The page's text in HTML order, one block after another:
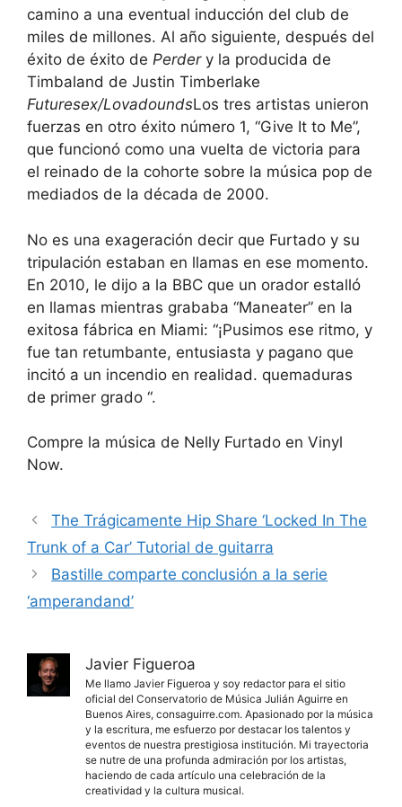
camino a una eventual inducción del club de
miles de millones. Al año siguiente, después del
éxito de éxito de Perdery la producida de
Timbaland de Justin Timberlake
Futuresex/LovadoundsLos tres artistas unieron
fuerzas en otro éxito número 1, “Give It to Me”,
que funcionó como una vuelta de victoria para
el reinado de la cohorte sobre la música pop de
mediados de la década de 2000.
No es una exageración decir que Furtado y su
tripulación estaban en llamas en ese momento.
En 2010, le dijo a la BBC que un orador estalló
en llamas mientras grababa “Maneater” en la
exitosa fábrica en Miami: “¡Pusimos ese ritmo, y
fue tan retumbante, entusiasta y pagano que
incitó a un incendio en realidad. quemaduras
de primer grado “.
Compre la música de Nelly Furtado en Vinyl
Now.
The Trágicamente Hip Share ‘Locked In The
Trunk of a Car’ Tutorial de guitarra
Bastille comparte conclusión a la serie
‘amperandand’
Javier Figueroa
Me llamo Javier Figueroa y soy redactor para el sitio
oficial del Conservatorio de Música Julián Aguirre en
Buenos Aires, consaguirre.com. Apasionado por la música
y la escritura, me esfuerzo por destacar los talentos y
eventos de nuestra prestigiosa institución. Mi trayectoria
se nutre de una profunda admiración por los artistas,
haciendo de cada artículo una celebración de la
creatividad y la cultura musical.